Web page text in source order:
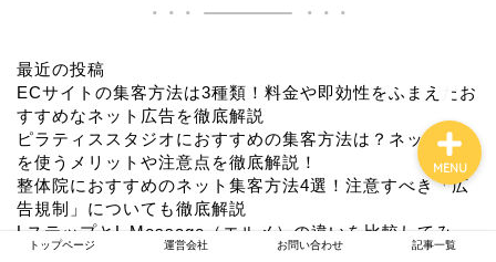
最近の投稿
ECサイトの集客方法は3種類！料金や即効性をふまえたお
すすめなネット広告を徹底解説
ピラティススタジオにおすすめの集客方法は？ネット広告
を使うメリットや注意点を徹底解説！
整体院におすすめのネット集客方法4選！注意すべき「広
告規制」についても徹底解説
LステップとL Message（エルメ）の違いを比較してみ
た！
トップページ 運営会社 お問い合わせ 記事一覧
MENU